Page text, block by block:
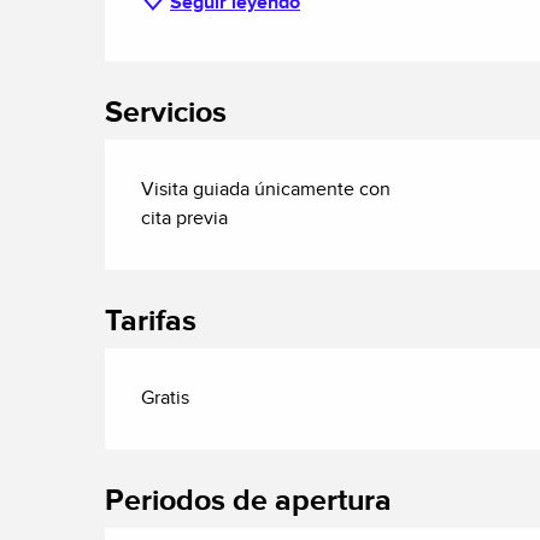
Servicios
Visita guiada únicamente con
cita previa
Tarifas
Gratis
Periodos de apertura